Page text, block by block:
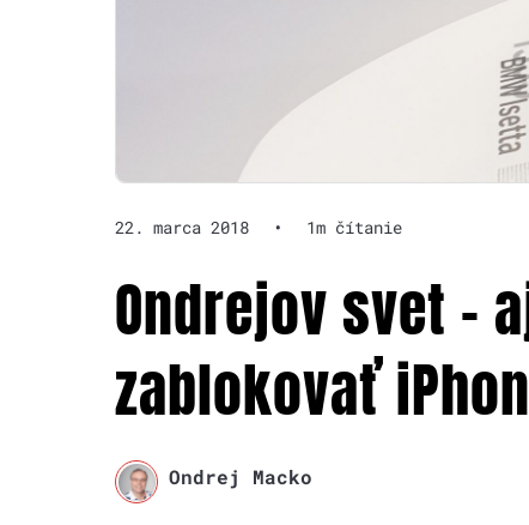
22. marca 2018 • 1m čítanie
Ondrejov svet –
zablokovať
Ondrej Macko